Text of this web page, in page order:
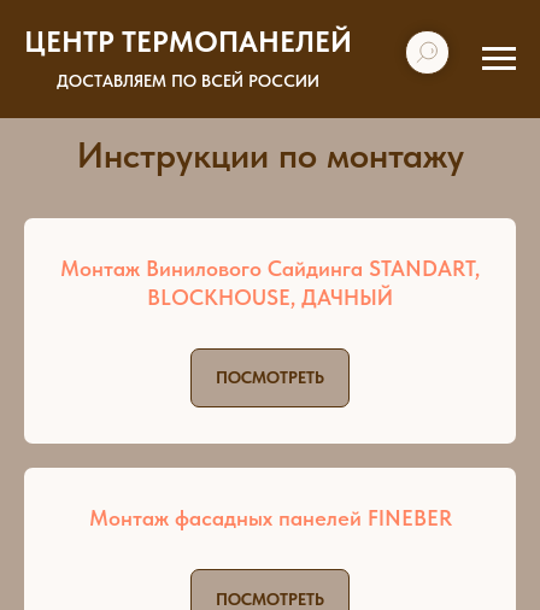
ЦЕНТР ТЕРМОПАНЕЛЕЙ
ДОСТАВЛЯЕМ ПО ВСЕЙ РОССИИ
Инструкции по монтажу
Монтаж Винилового Сайдинга STANDART,
BLOCKHOUSE, ДАЧНЫЙ
ПОСМОТРЕТЬ
Монтаж фасадных панелей FINEBER
ПОСМОТРЕТЬ